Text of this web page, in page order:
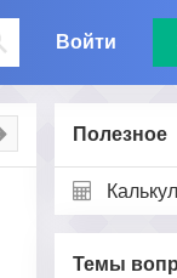
Войти
Полезное
Темы